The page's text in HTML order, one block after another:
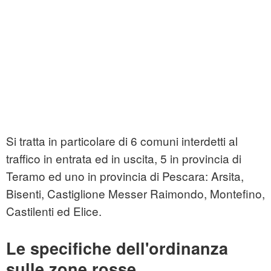
Si tratta in particolare di 6 comuni interdetti al
traffico in entrata ed in uscita, 5 in provincia di
Teramo ed uno in provincia di Pescara: Arsita,
Bisenti, Castiglione Messer Raimondo, Montefino,
Castilenti ed Elice.
Le specifiche dell'ordinanza